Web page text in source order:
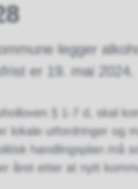
legger
er 19. mai 2024.
§ 1-7 d, skal
lokale utfordringer og
handlingsplan må
året etter at nytt